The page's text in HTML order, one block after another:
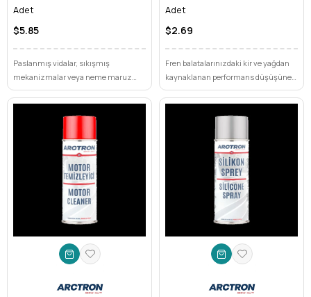
Adet
$5.85
Paslanmış vidalar, sıkışmış
mekanizmalar veya neme maruz
kalan yüzeyler mi sorun yaratıyor?
Arctron ARC 69, yedi güçlü
fonksiyonuyla tüm bu zorluklara
Adet
$2.69
Fren balatalarınızdaki kir ve yağdan
kaynaklanan performans düşüşüne
son verin. Arctron Fren Balata
Temizleme Spreyi ile anında temizlik
ve güvenli sürüşe kavuşun.